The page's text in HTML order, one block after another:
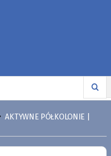
AKTYWNE PÓŁKOLONIE |